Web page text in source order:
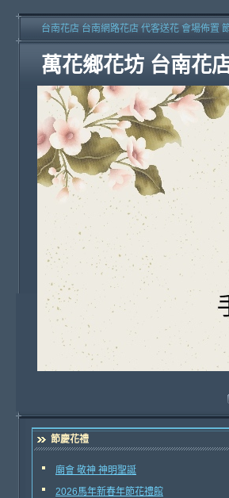
萬花鄉花坊 台南花
台南花店 台南網路花店 代客送花 會場佈置
節慶花禮
廟會 敬神 神明聖誕
2026馬年新春年節花禮館